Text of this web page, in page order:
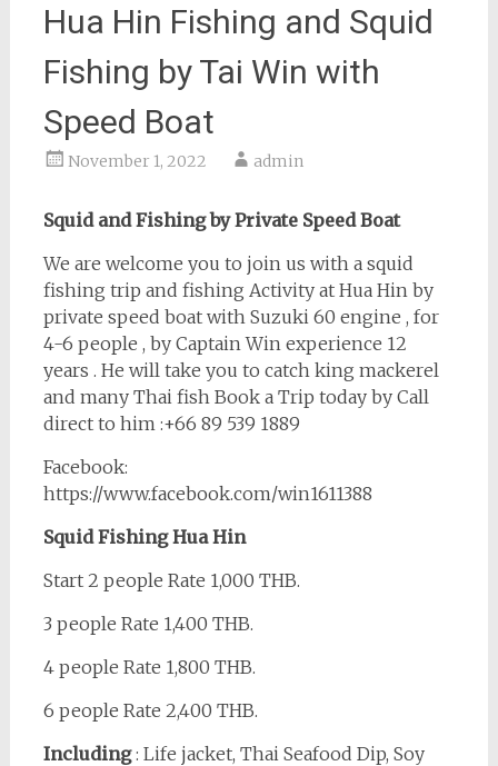
Hua Hin Fishing and Squid
Fishing by Tai Win with
Speed Boat
November 1, 2022 admin
Squid and Fishing by Private Speed Boat
We are welcome you to join us with a squid
fishing trip and fishing Activity at Hua Hin by
private speed boat with Suzuki 60 engine , for
4-6 people , by Captain Win experience 12
years . He will take you to catch king mackerel
and many Thai fish Book a Trip today by Call
direct to him :+66 89 539 1889
Facebook:
https://www.facebook.com/win1611388
Squid Fishing Hua Hin
Start 2 people Rate 1,000 THB.
3 people Rate 1,400 THB.
4 people Rate 1,800 THB.
6 people Rate 2,400 THB.
Including: Life jacket, Thai Seafood Dip, Soy